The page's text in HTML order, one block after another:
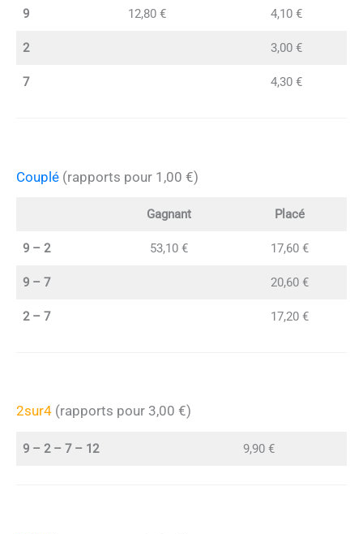
9 12,80 € 4,10 €
2 3,00 €
7 4,30 €
Couplé (rapports pour 1,00 €)
Gagnant Placé
9 – 2 53,10 € 17,60 €
9 – 7 20,60 €
2 – 7 17,20 €
2sur4 (rapports pour 3,00 €)
9 – 2 – 7 – 12 9,90 €